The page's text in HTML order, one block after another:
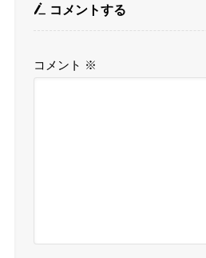
コメントする
コメント ※